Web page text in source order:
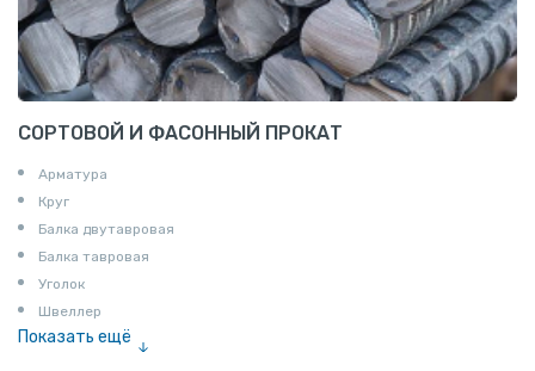
СОРТОВОЙ И ФАСОННЫЙ ПРОКАТ
Арматура
Круг
Балка двутавровая
Балка тавровая
Уголок
Швеллер
Показать ещё